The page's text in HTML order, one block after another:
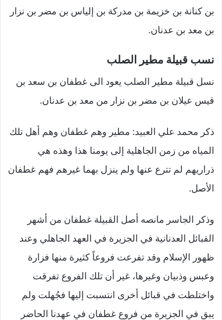
بن كنانة بن خزيمة بن مدركة بن إلياس بن مضر بن نزار
بن معد بن عدنان.
نسب قبيلة مطير الصلب
نسل قبيلة مطير الصلب يعود الى غطفان بن سعد بن
قيس عيلان بن مضر بن نزار من معد بن عدنان.
ذكر محمد علي العبيد: مطير وهم غطفان وهم أهل تلك
المياه من زمن الجاهلية إلى يومنا هذا وهذه هي
ذراريهم لم تترع عنها ولم ينزل بهما غيرهم فهم غطفان
الأصل.
وذكر الجاسر مانصه أصل القبيلة غطفان من أشهر
القبائل العدنانية في الجزيرة في العهد الجاهلي وعند
ظهور الإسلام وقد تفرعت فروعاً كثيرة منها فزارة
وعبس وذبيان وغيرها، غير أن تلك الفروع تفرقت
واختلطت في قبائل أخرى انتسبت إليها فجُهلت ولم
يبق في الجزيرة من فروع غطفان في عهدنا الحاضر